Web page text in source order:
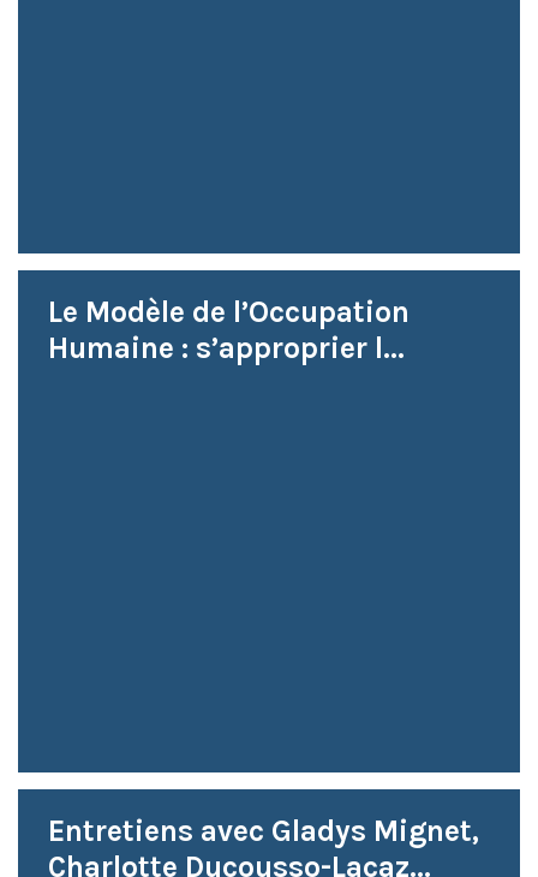
Le Modèle de l’Occupation
Humaine : s’approprier l...
Entretiens avec Gladys Mignet,
Charlotte Ducousso-Lacaz...